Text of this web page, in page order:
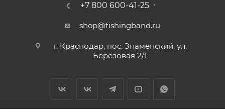
+7 800 600-41-25
shop@fishingband.ru
г. Краснодар, пос. Знаменский, ул.
Березовая 2/1